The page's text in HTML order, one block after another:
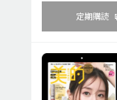
定期購読